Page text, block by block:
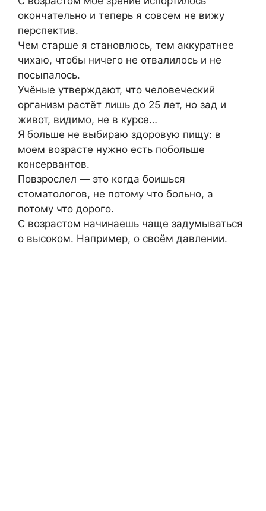
окончательно и теперь я совсем не вижу
перспектив.
Чем старше я становлюсь, тем аккуратнее
чихаю, чтобы ничего не отвалилось и не
посыпалось.
Учёные утверждают, что человеческий
организм растёт лишь до 25 лет, но зад и
живот, видимо, не в курсе…
Я больше не выбираю здоровую пищу: в
моем возрасте нужно есть побольше
консервантов.
Повзрослел — это когда боишься
стоматологов, не потому что больно, а
потому что дорого.
С возрастом начинаешь чаще задумываться
о высоком. Например, о своём давлении.